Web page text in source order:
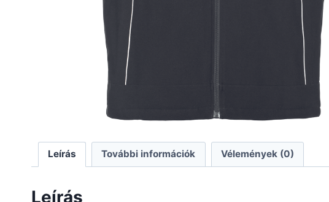
Leírás További információk Vélemények (0)
Leírás